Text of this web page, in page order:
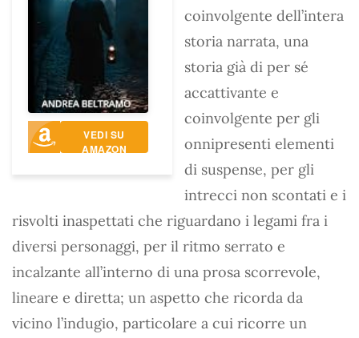
VEDI SU
AMAZON
coinvolgente dell’intera
storia narrata, una
storia già di per sé
accattivante e
coinvolgente per gli
onnipresenti elementi
di suspense, per gli
intrecci non scontati e i
risvolti inaspettati che riguardano i legami fra i
diversi personaggi, per il ritmo serrato e
incalzante all’interno di una prosa scorrevole,
lineare e diretta; un aspetto che ricorda da
vicino l’indugio, particolare a cui ricorre un